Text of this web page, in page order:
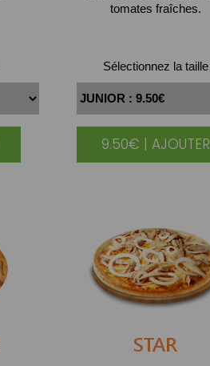
tomates fraîches.
Sélectionnez la taille
|
9.50€ | AJOUTER
STAR